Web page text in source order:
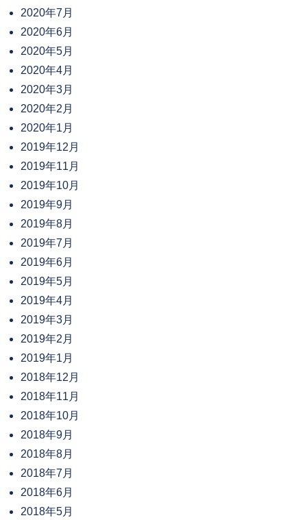
2020年7月
2020年6月
2020年5月
2020年4月
2020年3月
2020年2月
2020年1月
2019年12月
2019年11月
2019年10月
2019年9月
2019年8月
2019年7月
2019年6月
2019年5月
2019年4月
2019年3月
2019年2月
2019年1月
2018年12月
2018年11月
2018年10月
2018年9月
2018年8月
2018年7月
2018年6月
2018年5月